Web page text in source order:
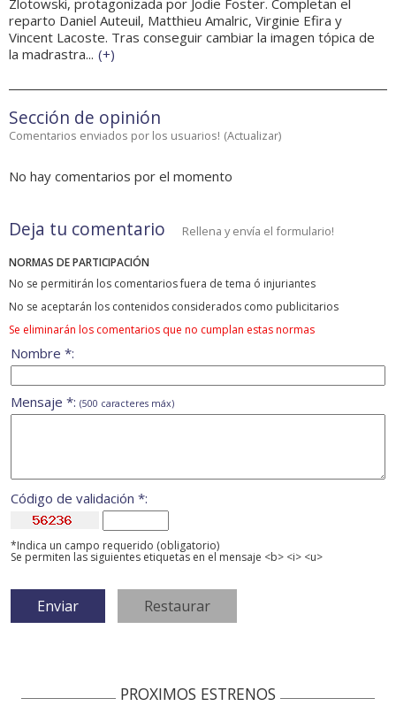
Zlotowski, protagonizada por Jodie Foster. Completan el
reparto Daniel Auteuil, Matthieu Amalric, Virginie Efira y
Vincent Lacoste. Tras conseguir cambiar la imagen tópica de
la madrastra... (+)
Sección de opinión
Comentarios enviados por los usuarios! (Actualizar)
No hay comentarios por el momento
Deja tu comentario Rellena y envía el formulario!
NORMAS DE PARTICIPACIÓN
No se permitirán los comentarios fuera de tema ó injuriantes
No se aceptarán los contenidos considerados como publicitarios
Se eliminarán los comentarios que no cumplan estas normas
Nombre *:
Mensaje *: (500 caracteres máx)
Código de validación *:
*Indica un campo requerido (obligatorio)
Se permiten las siguientes etiquetas en el mensaje <b> <i> <u>
PROXIMOS ESTRENOS